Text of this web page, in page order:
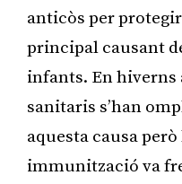
anticòs per
principal causant
infants. En hiverns
sanitaris s’han
aquesta causa però
immunització va